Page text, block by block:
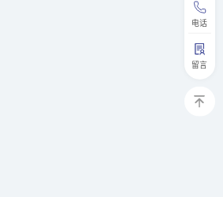
电话
留言